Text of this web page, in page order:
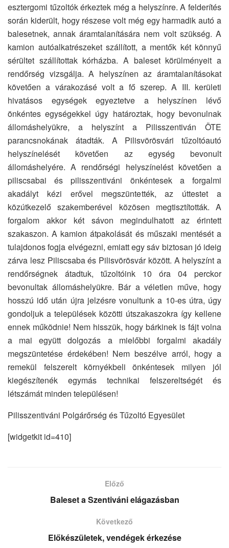
esztergomi tűzoltók érkeztek még a helyszínre. A felderítés
során kiderült, hogy részese volt még egy harmadik autó a
balesetnek, annak áramtalanítására nem volt szükség. A
kamion autóalkatrészeket szállított, a mentők két könnyű
sérültet szállítottak kórházba. A baleset körülményeit a
rendőrség vizsgálja. A helyszínen az áramtalanításokat
követően a várakozásé volt a fő szerep. A III. kerületi
hivatásos egységek egyeztetve a helyszínen lévő
önkéntes egységekkel úgy határoztak, hogy bevonulnak
állomáshelyükre, a helyszínt a Pilisszentiván ÖTE
parancsnokának átadták. A Pilisvörösvári tűzoltóautó
helyszínelését követően az egység bevonult
állomáshelyére. A rendőrségi helyszínelést követően a
piliscsabai és pilisszentiváni önkéntesek a forgalmi
akadályt kézi erővel megszüntették, az úttestet a
közútkezelő szakemberével közösen megtisztították. A
forgalom akkor két sávon megindulhatott az érintett
szakaszon. A kamion átpakolását és műszaki mentését a
tulajdonos fogja elvégezni, emiatt egy sáv biztosan jó ideig
zárva lesz Piliscsaba és Pilisvörösvár között. A helyszínt a
rendőrségnek átadtuk, tűzoltóink 10 óra 04 perckor
bevonultak állomáshelyükre. Bár a véletlen műve, hogy
hosszú idő után újra jelzésre vonultunk a 10-es útra, úgy
gondoljuk a települések közötti útszakaszokra így kellene
ennek működnie! Nem hisszük, hogy bárkinek is fájt volna
a mai együtt dolgozás a mielőbbi forgalmi akadály
megszüntetése érdekében! Nem beszélve arról, hogy a
remekül felszerelt környékbeli önkéntesek milyen jól
kiegészítenék egymás technikai felszereltségét és
létszámát minden településen!
Pilisszentiváni Polgárőrség és Tűzoltó Egyesület
[widgetkit id=410]
Előző
Baleset a Szentiváni elágazásban
Következő
Előkészületek, vendégek érkezése